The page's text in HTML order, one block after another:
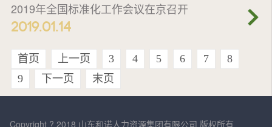
2019年全国标准化工作会议在京召开
2019.01.14
首页 上一页 3 4 5 6 7
8
9
下一页 末页
Copyright ? 2018 山东和诺人力资源集团有限公司 版权所有